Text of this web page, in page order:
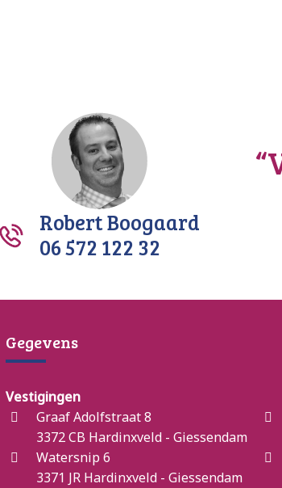
Robert Boogaard
06 572 122 32
Gegevens
Vestigingen
Graaf Adolfstraat 8
3372 CB Hardinxveld - Giessendam
Watersnip 6
3371 JR Hardinxveld - Giessendam